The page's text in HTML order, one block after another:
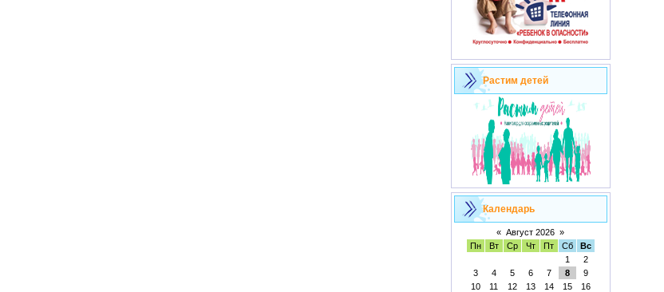
Растим детей
Календарь
« Август 2026 »
Пн
Вт Ср Чт Пт Сб
Вс
1
2
3
4 5 6 7 8
9
10
11 12 13 14 15
16